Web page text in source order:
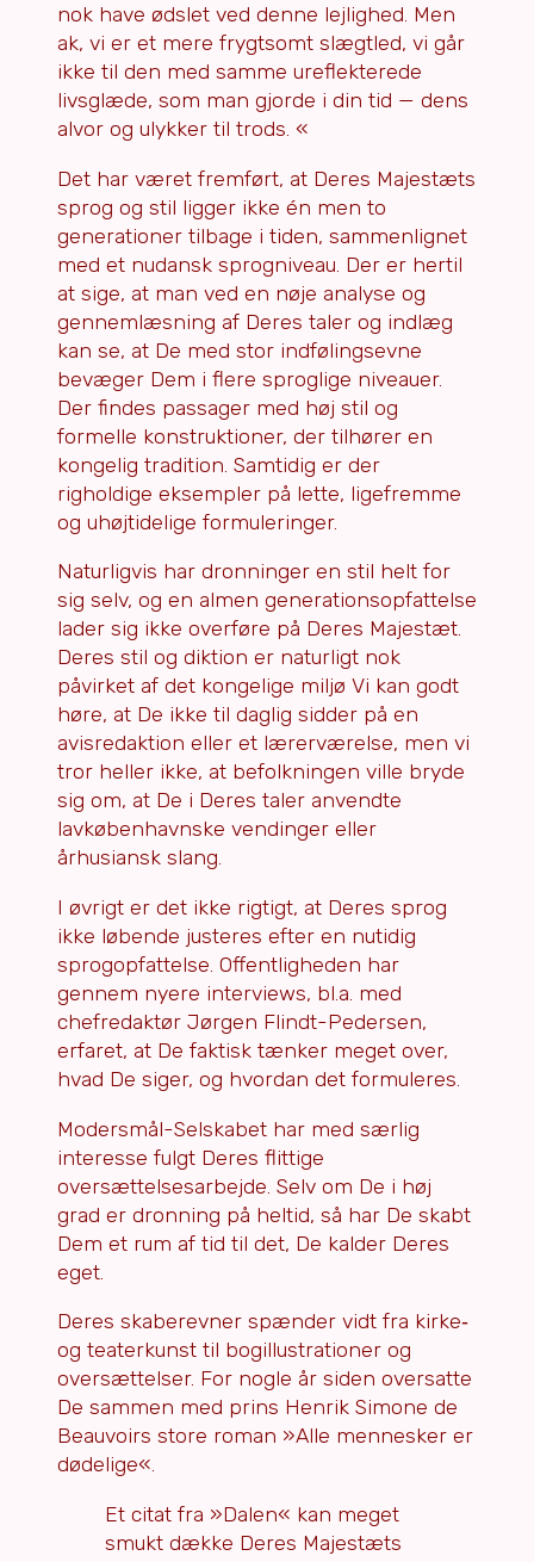
nok have ødslet ved denne lejlighed. Men
ak, vi er et mere frygtsomt slægtled, vi går
ikke til den med samme ureflekterede
livsglæde, som man gjorde i din tid — dens
alvor og ulykker til trods. «
Det har været fremført, at Deres Majestæts
sprog og stil ligger ikke én men to
generationer tilbage i tiden, sammenlignet
med et nudansk sprogniveau. Der er hertil
at sige, at man ved en nøje analyse og
gennemlæsning af Deres taler og indlæg
kan se, at De med stor indfølingsevne
bevæger Dem i flere sproglige niveauer.
Der findes passager med høj stil og
formelle konstruktioner, der tilhører en
kongelig tradition. Samtidig er der
righoldige eksempler på lette, ligefremme
og uhøjtidelige formuleringer.
Naturligvis har dronninger en stil helt for
sig selv, og en almen generationsopfattelse
lader sig ikke overføre på Deres Majestæt.
Deres stil og diktion er naturligt nok
påvirket af det kongelige miljø Vi kan godt
høre, at De ikke til daglig sidder på en
avisredaktion eller et lærerværelse, men vi
tror heller ikke, at befolkningen ville bryde
sig om, at De i Deres taler anvendte
lavkøbenhavnske vendinger eller
århusiansk slang.
I øvrigt er det ikke rigtigt, at Deres sprog
ikke løbende justeres efter en nutidig
sprogopfattelse. Offentligheden har
gennem nyere interviews, bl.a. med
chefredaktør Jørgen Flindt-Pedersen,
erfaret, at De faktisk tænker meget over,
hvad De siger, og hvordan det formuleres.
Modersmål-Selskabet har med særlig
interesse fulgt Deres flittige
oversættelsesarbejde. Selv om De i høj
grad er dronning på heltid, så har De skabt
Dem et rum af tid til det, De kalder Deres
eget.
Deres skaberevner spænder vidt fra kirke‑
og teaterkunst til bogillustrationer og
oversættelser. For nogle år siden oversatte
De sammen med prins Henrik Simone de
Beauvoirs store roman »Alle mennesker er
dødelige«.
Et citat fra »Dalen« kan meget
smukt dække Deres Majestæts